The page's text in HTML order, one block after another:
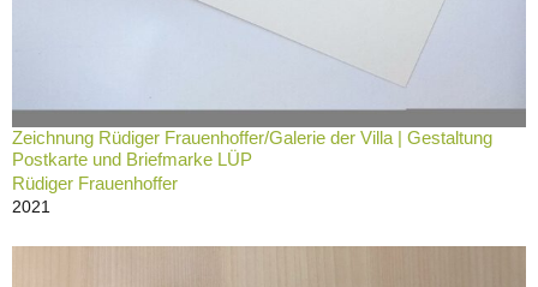
Zeichnung Rüdiger Frauenhoffer/Galerie der Villa | Gestaltung
Postkarte und Briefmarke LÜP
Rüdiger Frauenhoffer
2021